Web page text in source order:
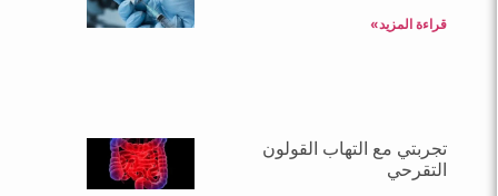
قراءة المزيد»
تجربتي مع التهاب القولون
التقرحي